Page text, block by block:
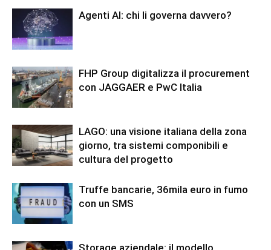
Agenti AI: chi li governa davvero?
FHP Group digitalizza il procurement
con JAGGAER e PwC Italia
LAGO: una visione italiana della zona
giorno, tra sistemi componibili e
cultura del progetto
Truffe bancarie, 36mila euro in fumo
con un SMS
Storage aziendale: il modello